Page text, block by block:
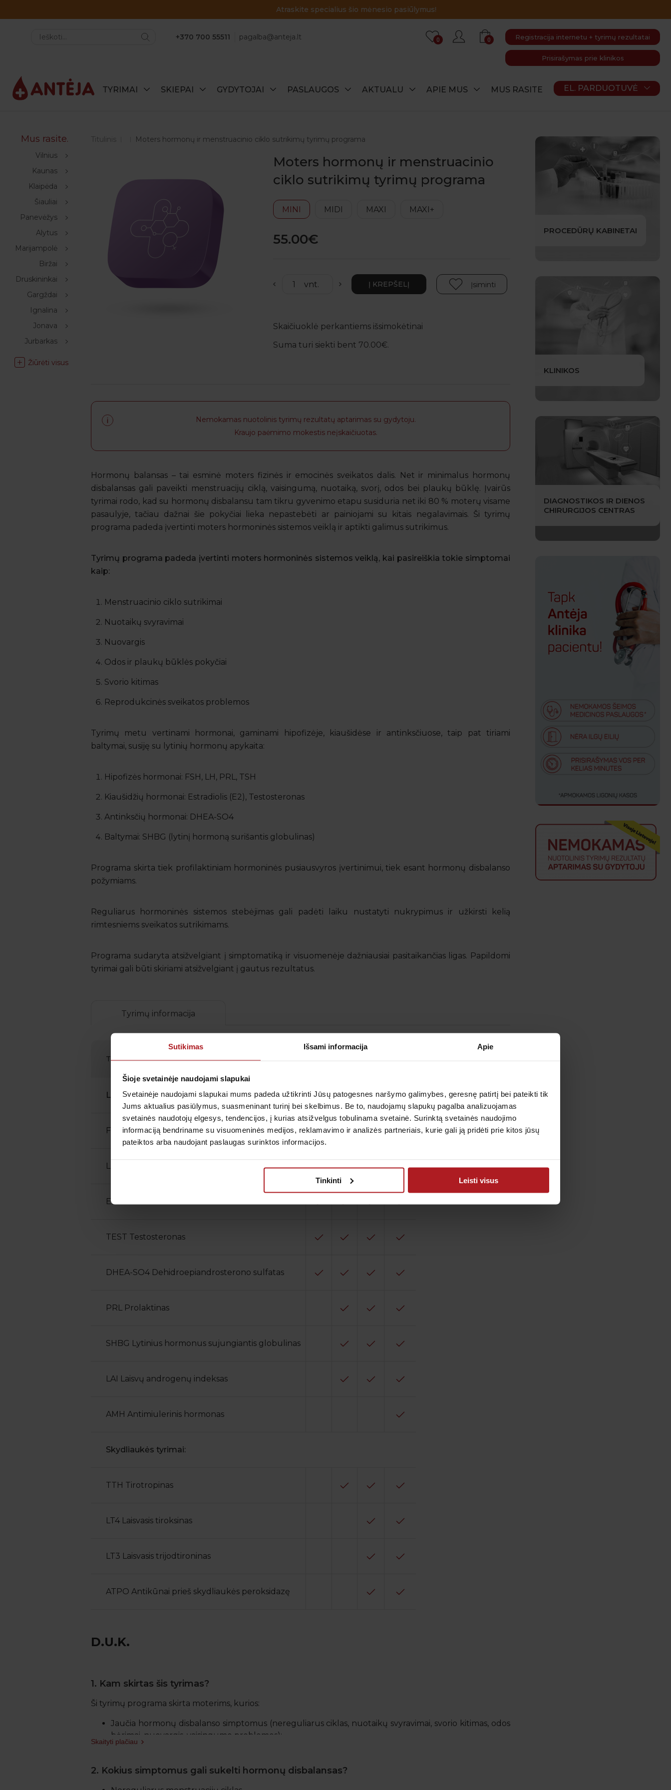
Sutikimas Išsami informacija Apie
Šioje svetainėje naudojami slapukai
Svetainėje naudojami slapukai mums padeda užtikrinti Jūsų patogesnes naršymo galimybes, geresnę patirtį bei pateikti tik
Jums aktualius pasiūlymus, suasmeninant turinį bei skelbimus. Be to, naudojamų slapukų pagalba analizuojamas
svetainės naudotojų elgesys, tendencijos, į kurias atsižvelgus tobulinama svetainė. Surinktą svetainės naudojimo
informaciją bendriname su visuomeninės medijos, reklamavimo ir analizės partneriais, kurie gali ją pridėti prie kitos jūsų
pateiktos arba naudojant paslaugas surinktos informacijos.
Tinkinti Leisti visus
Atraskite specialius šio mėnesio pasiūlymus!
+370 700 55511 pagalba@anteja.lt Registracija internetu + tyrimų rezultatai
Prisirašymas prie klinikos
0 0
TYRIMAI SKIEPAI GYDYTOJAI PASLAUGOS AKTUALU APIE MUS MUS RASITE EL. PARDUOTUVĖ
Mus rasite.
Vilnius
Kaunas
Klaipėda
Šiauliai
Panevėžys
Alytus
Marijampolė
Biržai
Druskininkai
Gargždai
Ignalina
Jonava
Jurbarkas
Žiūrėti visus
Titulinis Moters hormonų ir menstruacinio ciklo sutrikimų tyrimų programa
Moters hormonų ir menstruacinio
ciklo sutrikimų tyrimų programa
MINI MIDI MAXI MAXI+
55.00€
Įsiminti
Skaičiuoklė perkantiems išsimokėtinai
Suma turi siekti bent 70.00€.
Nemokamas nuotolinis tyrimų rezultatų aptarimas su gydytoju.
Kraujo paėmimo mokestis neįskaičiuotas.
Hormonų balansas – tai esminė moters fizinės ir emocinės sveikatos dalis. Net ir minimalus hormonų
disbalansas gali paveikti menstruacijų ciklą, vaisingumą, nuotaiką, svorį, odos bei plaukų būklę. Įvairūs
tyrimai rodo, kad su hormonų disbalansu tam tikru gyvenimo etapu susiduria net iki 80 % moterų visame
pasaulyje, tačiau dažnai šie pokyčiai lieka nepastebėti ar painiojami su kitais negalavimais. Ši tyrimų
programa padeda įvertinti moters hormoninės sistemos veiklą ir aptikti galimus sutrikimus.
Tyrimų programa padeda įvertinti moters hormoninės sistemos veiklą, kai pasireiškia tokie simptomai
kaip:
Menstruacinio ciklo sutrikimai
Nuotaikų svyravimai
Nuovargis
Odos ir plaukų būklės pokyčiai
Svorio kitimas
Reprodukcinės sveikatos problemos
Tyrimų metu vertinami hormonai, gaminami hipofizėje, kiaušidėse ir antinksčiuose, taip pat tiriami
baltymai, susiję su lytinių hormonų apykaita:
Hipofizės hormonai: FSH, LH, PRL, TSH
Kiaušidžių hormonai: Estradiolis (E2), Testosteronas
Antinksčių hormonai: DHEA-SO4
Baltymai: SHBG (lytinį hormoną surišantis globulinas)
Programa skirta tiek profilaktiniam hormoninės pusiausvyros įvertinimui, tiek esant hormonų disbalanso
požymiams.
Reguliarus hormoninės sistemos stebėjimas gali padėti laiku nustatyti nukrypimus ir užkirsti kelią
rimtesniems sveikatos sutrikimams.
Programa sudaryta atsižvelgiant į simptomatiką ir visuomenėje dažniausiai pasitaikančias ligas. Papildomi
tyrimai gali būti skiriami atsižvelgiant į gautus rezultatus.
Tyrimų informacija
TYRIMAI
Lytinių hormonų tyrimai (2-5 ciklo dieną):
FSH Folikulus stimuliuojantis hormonas
LH Liuteinizuojantis hormonas
E2 Estradiolis
TEST Testosteronas
DHEA-SO4 Dehidroepiandrosterono sulfatas
PRL Prolaktinas
SHBG Lytinius hormonus sujungiantis globulinas
LAI Laisvų androgenų indeksas
AMH Antimiulerinis hormonas
Skydliaukės tyrimai:
TTH Tirotropinas
LT4 Laisvasis tiroksinas
LT3 Laisvasis trijodtironinas
ATPO Antikūnai prieš skydliaukės peroksidazę
D.U.K.
1. Kam skirtas šis tyrimas?
Ši tyrimų programa skirta moterims, kurios:
Jaučia hormonų disbalanso simptomus (nereguliarus ciklas, nuotaikų svyravimai, svorio kitimas, odos
bėrimai, nuovargis, vaisingumo problemos);
Planuoja nėštumą ar turi sunkumų pastoti;
Nori profilaktiškai įvertinti savo hormoninę sveikatą, net jei nejaučia jokių simptomų.
Skaityti plačiau
2. Kokius simptomus gali sukelti hormonų disbalansas?
PROCEDŪRŲ KABINETAI
KLINIKOS
DIAGNOSTIKOS IR DIENOS
CHIRURGIJOS CENTRAS